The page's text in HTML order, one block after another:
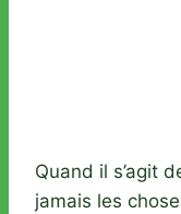
Quand il s’agit
jamais les